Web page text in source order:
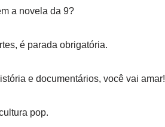
a novela da 9?
é parada obrigatória.
e documentários, você vai amar!
pop.